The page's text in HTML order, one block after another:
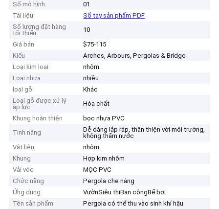
Số mô hình
01
Tài liệu
Sổ tay sản phẩm PDF
Số lượng đặt hàng
tối thiểu
10
Giá bán
$75-115
Kiểu
Arches, Arbours, Pergolas & Bridge
Loại kim loại
nhôm
Loại nhựa
nhiều
loại gỗ
Khác
Loại gỗ được xử lý
áp lực
Hóa chất
Khung hoàn thiện
bọc nhựa PVC
Tính năng
Dễ dàng lắp ráp, thân thiện với môi trường,
không thấm nước
Vật liệu
nhôm
Khung
Hợp kim nhôm
Vải vóc
MỌC PVC
Chức năng
Pergola che nắng
Ứng dụng
VườnSiêu thịBan côngBể bơi
Tên sản phẩm
Pergola có thể thu vào sinh khí hậu